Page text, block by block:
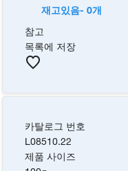
재고있음- 0개
참고
목록에 저장
카탈로그 번호
L08510.22
제품 사이즈